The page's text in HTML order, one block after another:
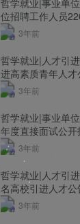
位招聘工作人员
3年前
哲学就业|人才引
进高素质青年人才
3年前
哲学就业|事业单
年度直接面试公
（硕士）
3年前
哲学就业|人才引
名高校引进人才公
3年前